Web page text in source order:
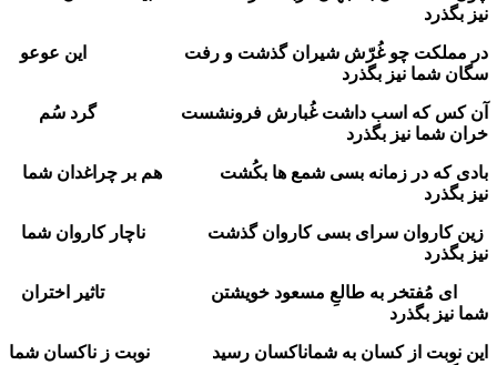
نیز بگذرد
در مملکت چو غُرّش شیران گذشت و رفت این عوعو
سگان شما نیز بگذرد
آن کس که اسب داشت غُبارش فرونشست گرد سُم
خران شما نیز بگذرد
بادی که در زمانه بسی شمع ها بکُشت هم بر چراغدان شما
نیز بگذرد
زین کاروان سرای بسی کاروان گذشت ناچار کاروان شما
نیز بگذرد
ای مُفتخر به طالعِ مسعود خویشتن تاثیر اختران
شما نیز بگذرد
این نوبت از کسان به شماناکسان رسید نوبت ز ناکسان شما